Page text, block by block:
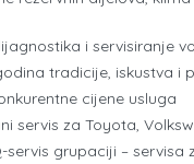
i servisiranje
tradicije, iskustva i
cijene usluga
servis za Toyota,
servis grupaciji – servisa